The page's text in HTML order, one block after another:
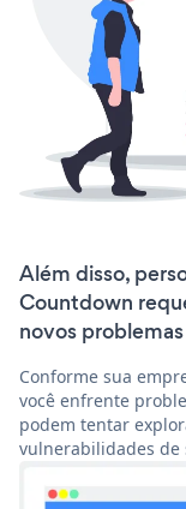
Além disso,
Countdown
novos
Conforme sua
você enfrente
podem tentar
vulnerabilidades de